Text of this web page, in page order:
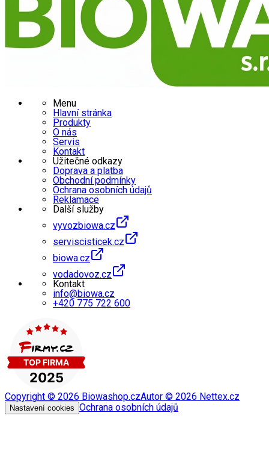
Menu
Hlavní stránka
Produkty
O nás
Servis
Kontakt
Užitečné odkazy
Doprava a platba
Obchodní podmínky
Ochrana osobních údajů
Reklamace
Další služby
vyvozbiowa.cz
serviscisticek.cz
biowa.cz
vodadovoz.cz
Kontakt
info@biowa.cz
+420 775 722 600
Copyright © 2026 Biowashop.czAutor © 2026 Nettex.cz
Nastavení cookies Ochrana osobních údajů